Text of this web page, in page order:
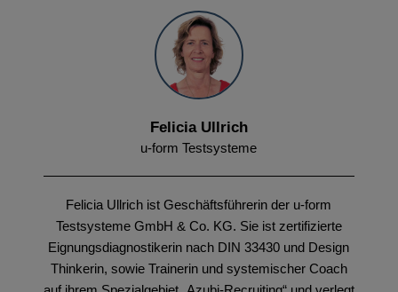
Felicia Ullrich
u-form Testsysteme
Felicia Ullrich ist Geschäftsführerin der u-form
Testsysteme GmbH & Co. KG. Sie ist zertifizierte
Eignungsdiagnostikerin nach DIN 33430 und Design
Thinkerin, sowie Trainerin und systemischer Coach